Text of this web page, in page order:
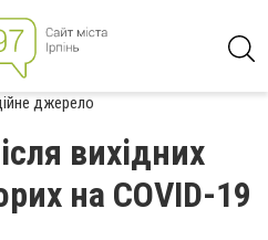
джерело
вихідних
на COVID-19